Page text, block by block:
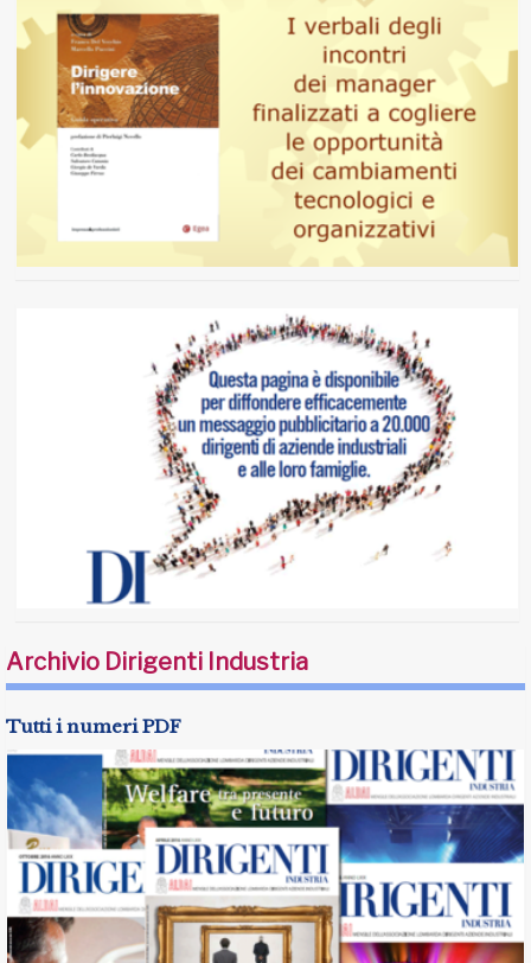
Archivio Dirigenti Industria
Tutti i numeri PDF